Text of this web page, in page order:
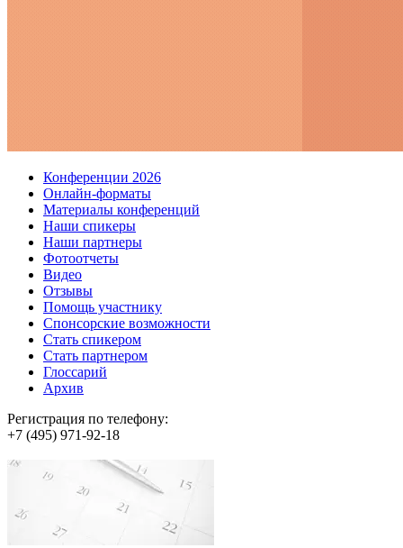
Конференции 2026
Онлайн-форматы
Материалы конференций
Наши спикеры
Наши партнеры
Фотоотчеты
Видео
Отзывы
Помощь участнику
Спонсорские возможности
Стать спикером
Стать партнером
Глоссарий
Архив
Регистрация по телефону:
+7 (495) 971-92-18